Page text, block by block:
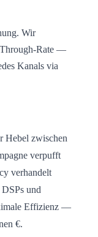
Wir
Rate —
Kanals via
Hebel zwischen
verpufft
verhandelt
und
Effizienz —
€.